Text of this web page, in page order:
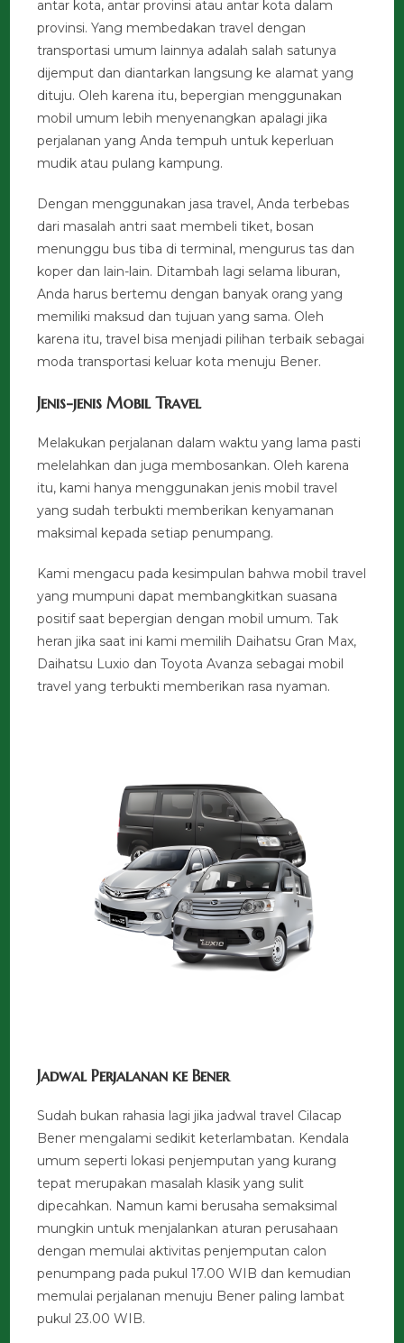
antar kota, antar provinsi atau antar kota dalam
provinsi. Yang membedakan travel dengan
transportasi umum lainnya adalah salah satunya
dijemput dan diantarkan langsung ke alamat yang
dituju. Oleh karena itu, bepergian menggunakan
mobil umum lebih menyenangkan apalagi jika
perjalanan yang Anda tempuh untuk keperluan
mudik atau pulang kampung.
Dengan menggunakan jasa travel, Anda terbebas
dari masalah antri saat membeli tiket, bosan
menunggu bus tiba di terminal, mengurus tas dan
koper dan lain-lain. Ditambah lagi selama liburan,
Anda harus bertemu dengan banyak orang yang
memiliki maksud dan tujuan yang sama. Oleh
karena itu, travel bisa menjadi pilihan terbaik sebagai
moda transportasi keluar kota menuju Bener.
Jenis-jenis Mobil Travel
Melakukan perjalanan dalam waktu yang lama pasti
melelahkan dan juga membosankan. Oleh karena
itu, kami hanya menggunakan jenis mobil travel
yang sudah terbukti memberikan kenyamanan
maksimal kepada setiap penumpang.
Kami mengacu pada kesimpulan bahwa mobil travel
yang mumpuni dapat membangkitkan suasana
positif saat bepergian dengan mobil umum. Tak
heran jika saat ini kami memilih Daihatsu Gran Max,
Daihatsu Luxio dan Toyota Avanza sebagai mobil
travel yang terbukti memberikan rasa nyaman.
Jadwal Perjalanan ke Bener
Sudah bukan rahasia lagi jika jadwal travel Cilacap
Bener mengalami sedikit keterlambatan. Kendala
umum seperti lokasi penjemputan yang kurang
tepat merupakan masalah klasik yang sulit
dipecahkan. Namun kami berusaha semaksimal
mungkin untuk menjalankan aturan perusahaan
dengan memulai aktivitas penjemputan calon
penumpang pada pukul 17.00 WIB dan kemudian
memulai perjalanan menuju Bener paling lambat
pukul 23.00 WIB.